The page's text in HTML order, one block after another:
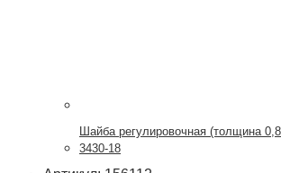
Шайба регулировочная (толщина
3430-18